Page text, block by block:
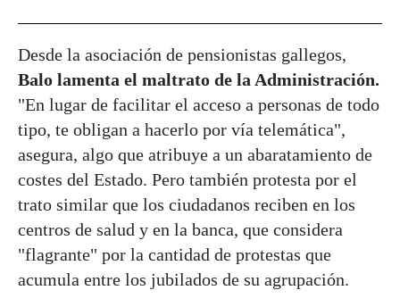
Desde la asociación de pensionistas gallegos,
Balo lamenta el maltrato de la Administración.
"En lugar de facilitar el acceso a personas de todo
tipo, te obligan a hacerlo por vía telemática",
asegura, algo que atribuye a un abaratamiento de
costes del Estado. Pero también protesta por el
trato similar que los ciudadanos reciben en los
centros de salud y en la banca, que considera
"flagrante" por la cantidad de protestas que
acumula entre los jubilados de su agrupación.